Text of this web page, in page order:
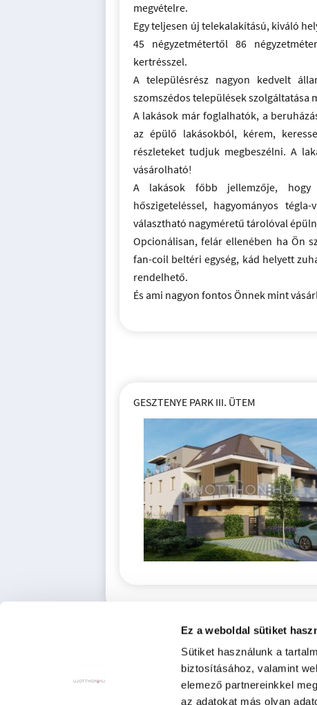
Ez a weboldal sütiket
Sütiket használunk a
biztosításához, valamint
elemező partnereinkkel
az adatokat más olyan
megvételre.
Egy teljesen új telekalakítású, kiváló
45 négyzetmétertől 86
kertrésszel.
A településrész nagyon kedvelt
szomszédos települések szolgáltatása
A lakások már foglalhatók, a
az épülő lakásokból, kérem,
részleteket tudjuk megbeszélni. A
vásárolható!
A lakások főbb jellemzője, hogy
hőszigeteléssel, hagyományos
választható nagyméretű tárolóval
Opcionálisan, felár ellenében ha Ön
fan-coil beltéri egység, kád helyett
rendelhető.
És ami nagyon fontos Önnek mint
GESZTENYE PARK III. ÜTEM